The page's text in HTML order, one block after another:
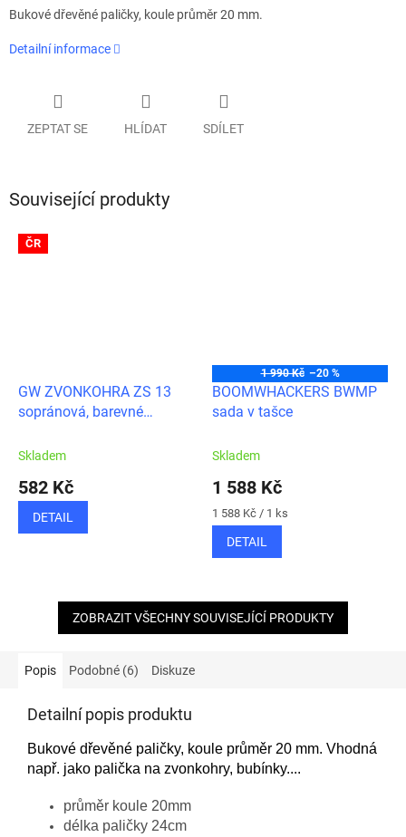
Bukové dřevěné paličky, koule průměr 20 mm.
Detailní informace
ZEPTAT SE HLÍDAT SDÍLET
Související produkty
ČR
GW ZVONKOHRA ZS 13
sopránová, barevné
Skladem
582 Kč
DETAIL
1 990 Kč –20 %
BOOMWHACKERS BWMP
sada v tašce
Skladem
1 588 Kč
Měrná
cena:
1 588 Kč / 1 ks
DETAIL
ZOBRAZIT VŠECHNY SOUVISEJÍCÍ PRODUKTY
Popis Podobné (6) Diskuze
Detailní popis produktu
Bukové dřevěné paličky, koule průměr 20 mm. Vhodná
např. jako palička na zvonkohry, bubínky....
průměr koule 20mm
délka paličky 24cm